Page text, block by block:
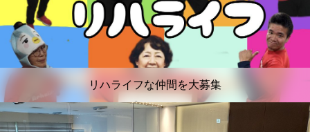
リハライフな仲間を大募集